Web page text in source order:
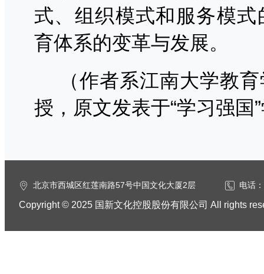
式、组织模式和服务模
育体系的变革与发展。
（作者系江南大学教
授，原文发表于“学习强国
北京市西城区红莲南路57号中国文化大厦2层 电话
Copyright © 2025 国新文化控股股份有限公司 All rights